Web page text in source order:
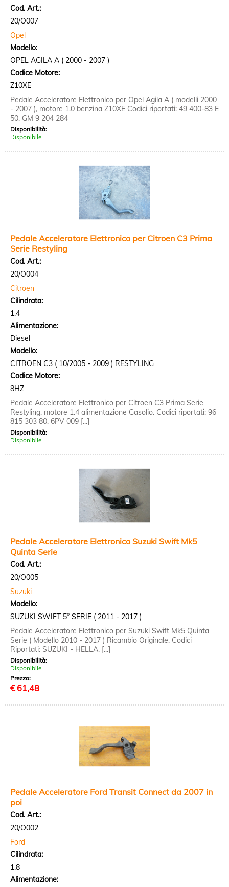
Cod. Art.:
20/O007
Opel
Modello:
OPEL AGILA A ( 2000 - 2007 )
Codice Motore:
Z10XE
Pedale Acceleratore Elettronico per Opel Agila A ( modelli 2000
- 2007 ), motore 1.0 benzina Z10XE Codici riportati: 49 400-83 E
50, GM 9 204 284
Disponibilità:
Disponibile
Pedale Acceleratore Elettronico per Citroen C3 Prima
Serie Restyling
Cod. Art.:
20/O004
Citroen
Cilindrata:
1.4
Alimentazione:
Diesel
Modello:
CITROEN C3 ( 10/2005 - 2009 ) RESTYLING
Codice Motore:
8HZ
Pedale Acceleratore Elettronico per Citroen C3 Prima Serie
Restyling, motore 1.4 alimentazione Gasolio. Codici riportati: 96
815 303 80, 6PV 009 [...]
Disponibilità:
Disponibile
Pedale Acceleratore Elettronico Suzuki Swift Mk5
Quinta Serie
Cod. Art.:
20/O005
Suzuki
Modello:
SUZUKI SWIFT 5° SERIE ( 2011 - 2017 )
Pedale Acceleratore Elettronico per Suzuki Swift Mk5 Quinta
Serie ( Modello 2010 - 2017 ) Ricambio Originale. Codici
Riportati: SUZUKI - HELLA, [...]
Disponibilità:
Disponibile
Prezzo:
€ 61,48
Pedale Acceleratore Ford Transit Connect da 2007 in
poi
Cod. Art.:
20/O002
Ford
Cilindrata:
1.8
Alimentazione: